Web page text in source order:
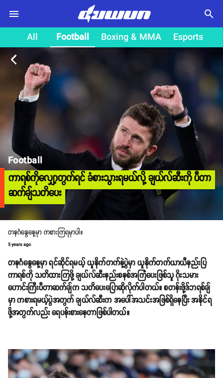
search
All Football Boxing & MMA Esports
arrow_back_ios
Football
ကာရစ်ကိုလျှော့တွက်ရင် ခံစားသွားရမယ်လို့ ချယ်လ်ဆီးကို ပီတာ
ဆက်ချ်သတိပေး
တနင်္ဂနွေနေ့မှာ ကစားကြရမှာပါ။
5 years ago
တနင်္ဂနွေနေ့မှာ ရင်ဆိုင်ရမယ့် ယူနိုက်တက်နဲ့ပွဲမှာ ယူနိုက်တက်ယာယီနည်းပြ
ကာရစ်ကို သတိထားကြဖို့ ချယ်လ်ဆီးနည်းစနစ်အကြံပေးဖြစ်သူ ဂိုးသမား
ဟောင်းကြီးပီတာဆက်ချ်က သတိပေးပြောဆိုလိုက်ပါတယ်။ စတန်းဖို့ဒ်ဘရစ်ချ်
မှာ ကစားရမယ့်ပွဲအတွက် ချယ်လ်ဆီးက အပေါ်အသင်းအဖြစ်ရှိနေပြီး အနိုင်ရ
ဖို့အတွက်လည်း ရေပန်းစားနေတာဖြစ်ပါတယ်။